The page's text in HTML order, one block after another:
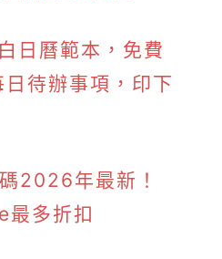
日曆範本，免費
待辦事項，印下
2026年最新！
最多折扣